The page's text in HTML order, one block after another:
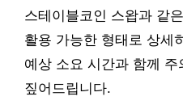
스테이블코인 스왑과 같
활용 가능한 형태로 상세
예상 소요 시간과 함께
짚어드립니다.